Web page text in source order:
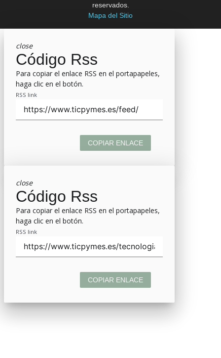
reservados.
Mapa del Sitio
close
Código Rss
Para copiar el enlace RSS en el portapapeles,
haga clic en el botón.
RSS link
COPIAR ENLACE
close
Código Rss
Para copiar el enlace RSS en el portapapeles,
haga clic en el botón.
RSS link
COPIAR ENLACE